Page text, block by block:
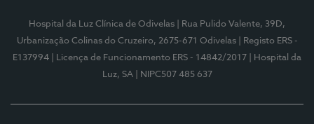
Hospital da Luz Clínica de Odivelas
| Rua Pulido Valente, 39D,
Urbanização Colinas do Cruzeiro, 2675-671 Odivelas
| Registo ERS -
E137994
| Licença de Funcionamento ERS - 14842/2017
| Hospital da
Luz, SA
| NIPC507 485 637